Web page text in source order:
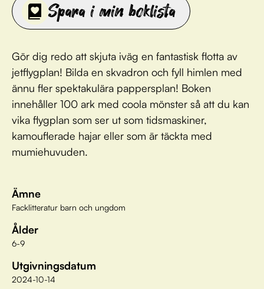
Spara i min boklista
Gör dig redo att skjuta iväg en fantastisk flotta av
jetflygplan! Bilda en skvadron och fyll himlen med
ännu fler spektakulära pappersplan! Boken
innehåller 100 ark med coola mönster så att du kan
vika flygplan som ser ut som tidsmaskiner,
kamouflerade hajar eller som är täckta med
mumiehuvuden.
Ämne
Facklitteratur barn och ungdom
Ålder
6-9
Utgivningsdatum
2024-10-14